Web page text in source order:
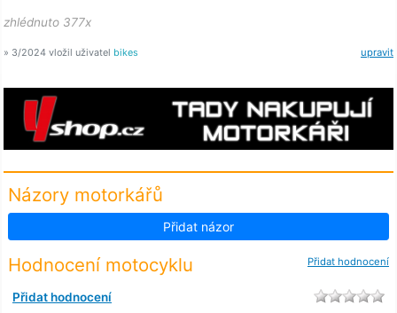
zhlédnuto 377x
upravit
» 3/2024 vložil uživatel bikes
Názory motorkářů
Přidat názor
Přidat hodnocení
Hodnocení motocyklu
Přidat hodnocení